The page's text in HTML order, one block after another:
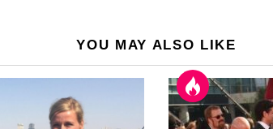
YOU MAY ALSO LIKE